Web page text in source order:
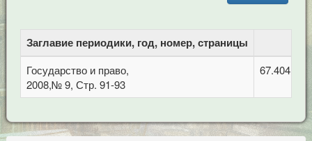
Заглавие периодики, год, номер, страницы
Государство и право,
2008,№ 9, Стр. 91-93
67.404.2